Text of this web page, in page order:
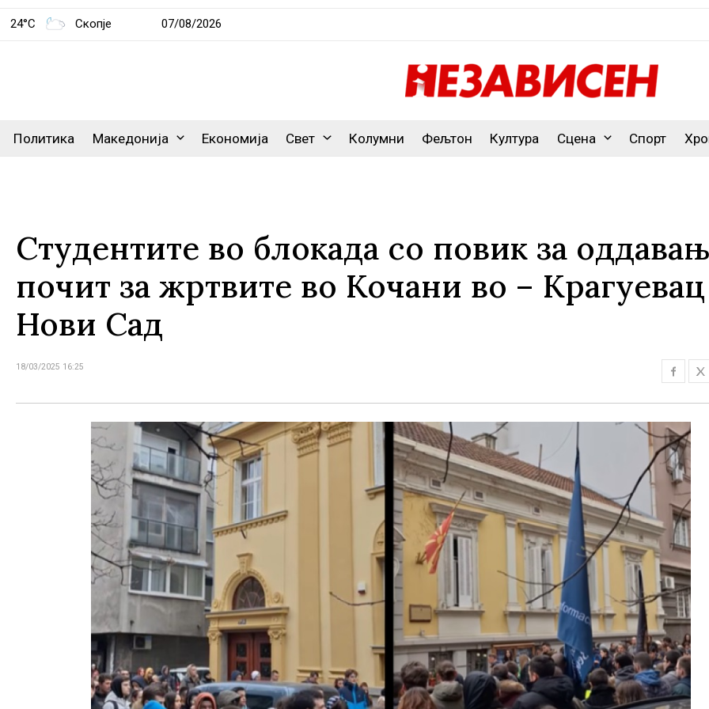
24°C Скопје 07/08/2026
Политика Македонија Економија Свет Колумни Фељтон Култура Сцена Спорт
Студентите во блокада со повик за
почит за жртвите во Кочани во –
Нови Сад
18/03/2025 16:25